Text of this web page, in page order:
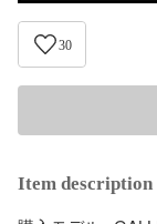
30
Item description